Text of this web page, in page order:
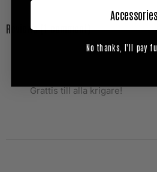
Reviews (1 comment)
Grattis till alla krigare!
Accessories
No thanks, I'll pay